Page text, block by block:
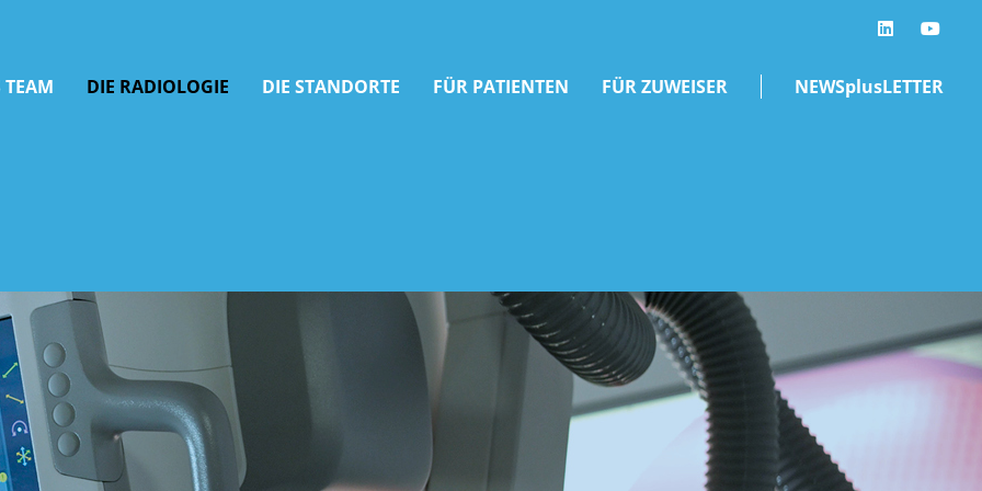
LinkedIn
TEAM DIE RADIOLOGIE DIE STANDORTE FÜR PATIENTEN FÜR ZUWEISER NEWSplusLETTER